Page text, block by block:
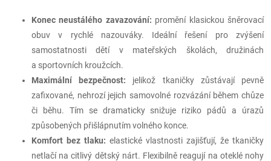
Konec neustálého zavazování: promění klasickou šněrovací
obuv v rychlé nazouváky. Ideální řešení pro zvýšení
samostatnosti dětí v mateřských školách, družinách
a sportovních kroužcích.
Maximální bezpečnost: jelikož tkaničky zůstávají pevně
zafixované, nehrozí jejich samovolné rozvázání během chůze
či běhu. Tím se dramaticky snižuje riziko pádů a úrazů
způsobených přišlápnutím volného konce.
Komfort bez tlaku: elastické vlastnosti zajišťují, že tkaničky
netlačí na citlivý dětský nárt. Flexibilně reagují na oteklé nohy